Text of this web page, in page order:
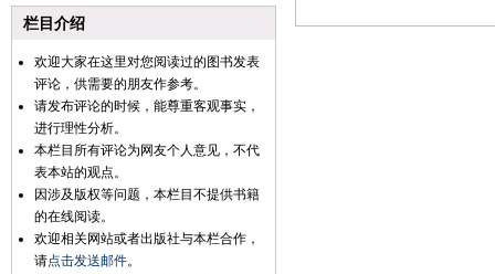
栏目介绍
欢迎大家在这里对您阅读过的图书发表
评论，供需要的朋友作参考。
请发布评论的时候，能尊重客观事实，
进行理性分析。
本栏目所有评论为网友个人意见，不代
表本站的观点。
因涉及版权等问题，本栏目不提供书籍
的在线阅读。
欢迎相关网站或者出版社与本栏合作，
请点击发送邮件。